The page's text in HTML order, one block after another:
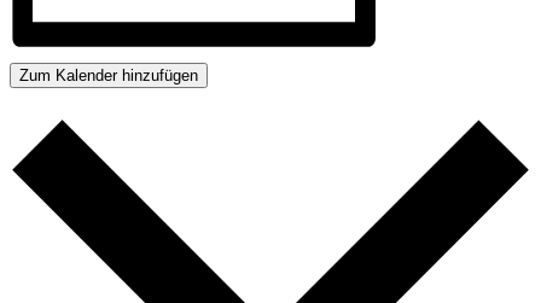
Zum Kalender hinzufügen